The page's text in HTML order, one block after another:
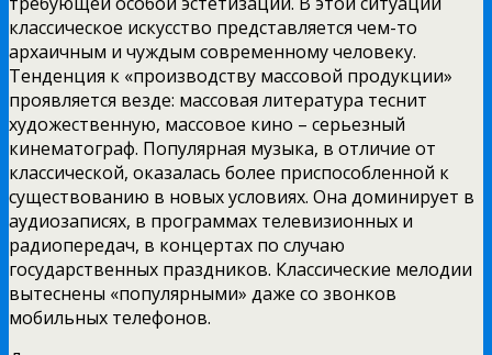
классическое искусство представляется чем-то
архаичным и чуждым современному человеку.
Тенденция к «производству массовой продукции»
проявляется везде: массовая литература теснит
художественную, массовое кино – серьезный
кинематограф. Популярная музыка, в отличие от
классической, оказалась более приспособленной к
существованию в новых условиях. Она доминирует в
аудиозаписях, в программах телевизионных и
радиопередач, в концертах по случаю
государственных праздников. Классические мелодии
вытеснены «популярными» даже со звонков
мобильных телефонов.